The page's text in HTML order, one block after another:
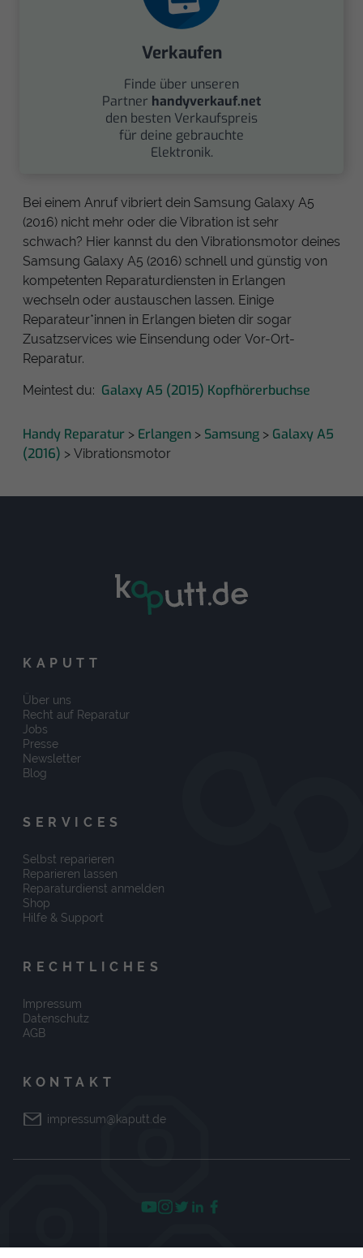
Verkaufen
Finde über unseren
Partner handyverkauf.net
den besten Verkaufspreis
für deine gebrauchte
Elektronik.
Bei einem Anruf vibriert dein Samsung Galaxy A5
(2016) nicht mehr oder die Vibration ist sehr
schwach? Hier kannst du den Vibrationsmotor deines
Samsung Galaxy A5 (2016) schnell und günstig von
kompetenten Reparaturdiensten in Erlangen
wechseln oder austauschen lassen. Einige
Reparateur*innen in Erlangen bieten dir sogar
Zusatzservices wie Einsendung oder Vor-Ort-
Reparatur.
Meintest du: Galaxy A5 (2015) Kopfhörerbuchse
Handy Reparatur > Erlangen > Samsung > Galaxy A5
(2016) > Vibrationsmotor
KAPUTT
Über uns
Recht auf Reparatur
Jobs
Presse
Newsletter
Blog
SERVICES
Selbst reparieren
Reparieren lassen
Reparaturdienst anmelden
Shop
Hilfe & Support
RECHTLICHES
Impressum
Datenschutz
AGB
KONTAKT
impressum@kaputt.de